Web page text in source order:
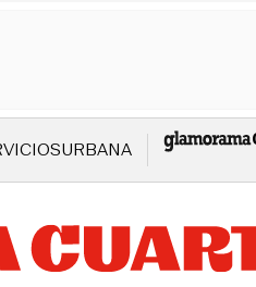
URBANA